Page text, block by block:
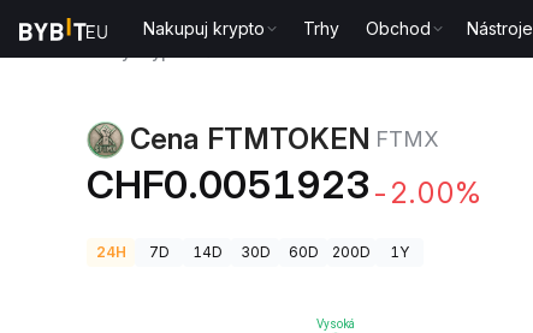
Nakupuj krypto Trhy Obchod Nástroje
Cena FTMTOKEN FTMX
CHF0.0051923 -2.00%
24H 7D 14D 30D 60D 200D 1Y